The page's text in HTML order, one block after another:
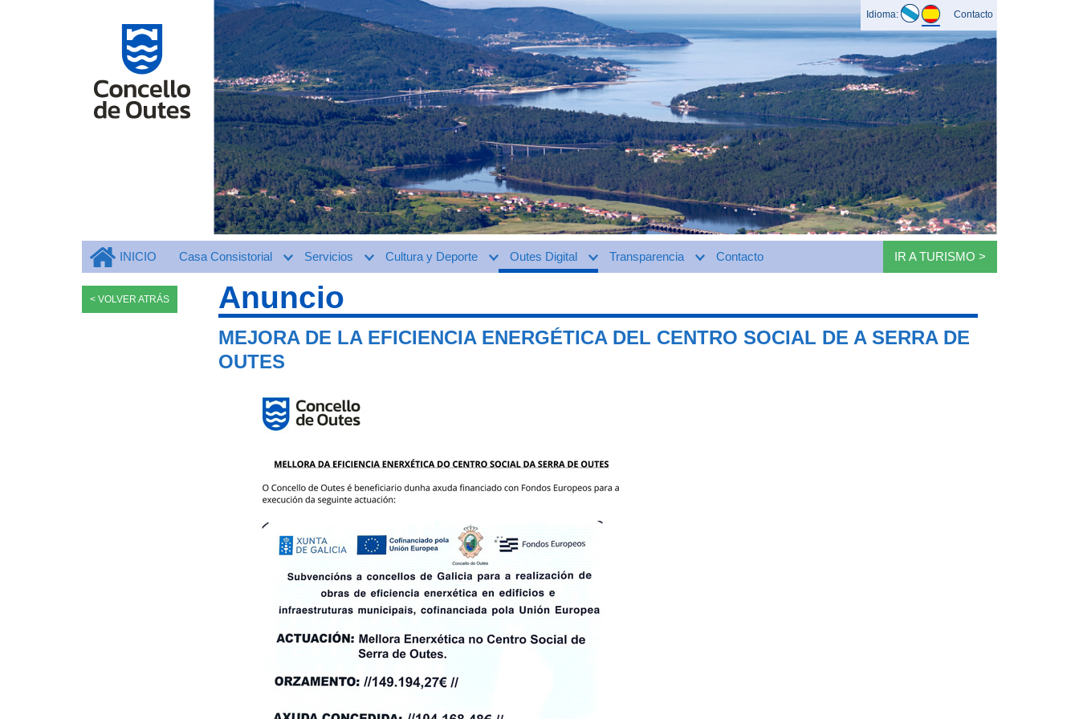
Idioma: Contacto
INICIO Casa Consistorial Servicios Cultura y Deporte Outes Digital Transparencia Contacto IR A TURISMO >
< VOLVER ATRÁS Anuncio
MEJORA DE LA EFICIENCIA ENERGÉTICA DEL CENTRO SOCIAL DE A SERRA DE
OUTES